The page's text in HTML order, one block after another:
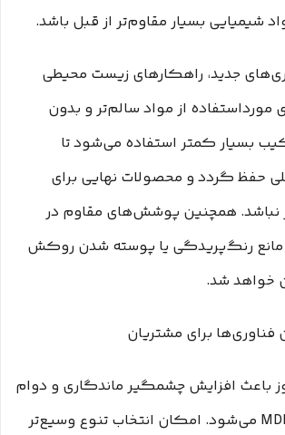
شیمیایی بسیار مقاوم‌تر از قبل باشد.
جدید، راهکارهای زیست محیطی
از مواد سالم‌تر و بدون
بسیار کمتر استفاده می‌شود تا
حفظ گردد و محصولات نهایی برای
همچنین پوشش‌های مقاوم در
مانع رنگ‌پریدگی یا پوسته شدن روکش
فناوری‌ها برای مشتریان
باعث افزایش چشمگیر ماندگاری و دوام
درب و چهارچوب MDF می‌شود. امکان انتخاب تنوع وسیع‌تر